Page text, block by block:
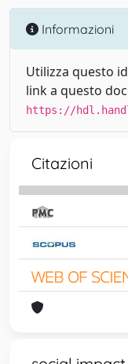
Informazioni
Utilizza questo
link a questo
https://
Citazioni